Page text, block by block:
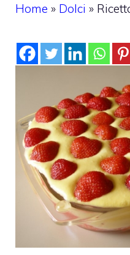
Home » Dolci »